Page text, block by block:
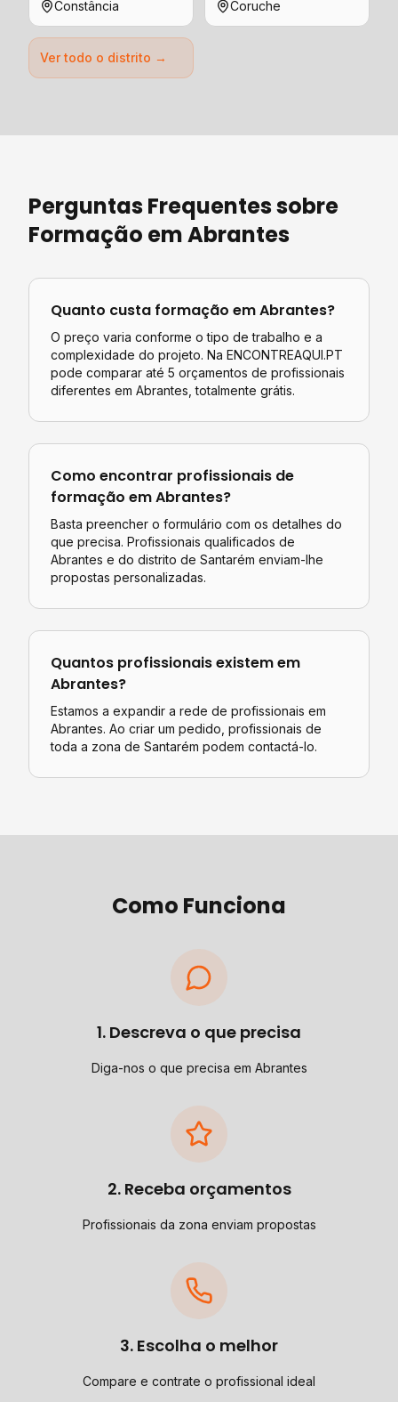
Constância Coruche
Ver todo o distrito →
Perguntas Frequentes sobre
Formação emAbrantes
Quanto custa formação emAbrantes?
O preço varia conforme o tipo de trabalho e a
complexidade do projeto. Na ENCONTREAQUI.PT
pode comparar até 5 orçamentos de profissionais
diferentes em Abrantes , totalmente grátis.
Como encontrar profissionais de
formação emAbrantes?
Basta preencher o formulário com os detalhes do
que precisa. Profissionais qualificados de
Abrantes e do distrito de Santarém enviam-lhe
propostas personalizadas.
Quantos profissionais existem em
Abrantes?
Estamos a expandir a rede de profissionais em
Abrantes. Ao criar um pedido, profissionais de
toda a zona de Santarém podem contactá-lo.
Como Funciona
1. Descreva o que precisa
Diga-nos o que precisa em Abrantes
2. Receba orçamentos
Profissionais da zona enviam propostas
3. Escolha o melhor
Compare e contrate o profissional ideal